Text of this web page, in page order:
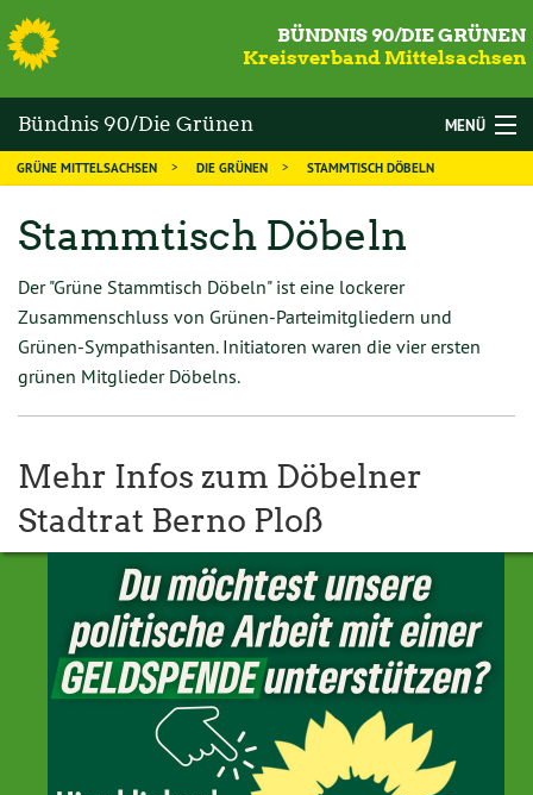
S
BÜNDNIS 90/DIE GRÜNEN
Kreisverband Mittelsachsen
Bündnis 90/Die Grünen
Mittelsachsen
MENÜ
WAHLEN
DIE GRÜNEN
MANDATSTRÄGER
KALENDER
MITGLIED WERDEN
GRÜNE MITTELSACHSEN DIE GRÜNEN STAMMTISCH DÖBELN
Stammtisch Döbeln
Der "Grüne Stammtisch Döbeln" ist eine lockerer
Zusammenschluss von Grünen-Parteimitgliedern und
Grünen-Sympathisanten. Initiatoren waren die vier ersten
grünen Mitglieder Döbelns.
Mehr Infos zum Döbelner
Stadtrat Berno Ploß